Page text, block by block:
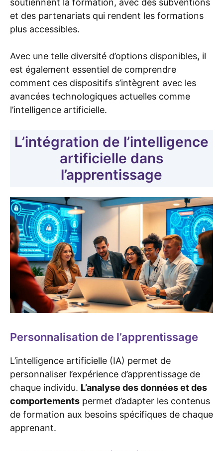
soutiennent la formation, avec des subventions
et des partenariats qui rendent les formations
plus accessibles.
Avec une telle diversité d’options disponibles, il
est également essentiel de comprendre
comment ces dispositifs s’intègrent avec les
avancées technologiques actuelles comme
l’intelligence artificielle.
L’intégration de l’intelligence
artificielle dans
l’apprentissage
Personnalisation de l’apprentissage
L’intelligence artificielle (IA) permet de
personnaliser l’expérience d’apprentissage de
chaque individu. L’analyse des données et des
comportements permet d’adapter les contenus
de formation aux besoins spécifiques de chaque
apprenant.